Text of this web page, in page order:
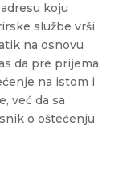
koju
službe vrši
na osnovu
da pre prijema
na istom i
već da sa
o oštećenju